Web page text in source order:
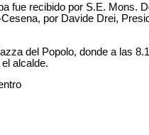
fue recibido por S.E. Mons.
por Davide Drei,
del Popolo, donde a las
alcalde.